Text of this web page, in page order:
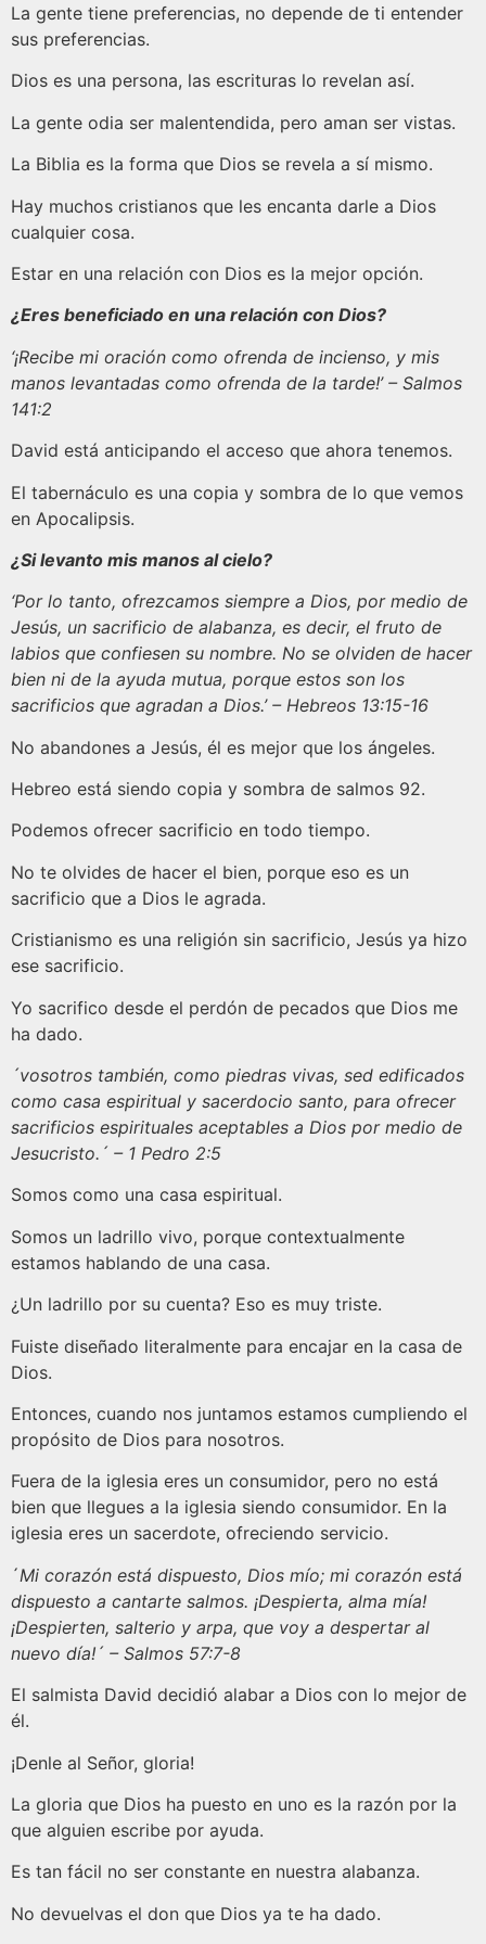
La gente tiene preferencias, no depende de ti entender
sus preferencias.
Dios es una persona, las escrituras lo revelan así.
La gente odia ser malentendida, pero aman ser vistas.
La Biblia es la forma que Dios se revela a sí mismo.
Hay muchos cristianos que les encanta darle a Dios
cualquier cosa.
Estar en una relación con Dios es la mejor opción.
¿Eres beneficiado en una relación con Dios?
‘¡Recibe mi oración como ofrenda de incienso, y mis
manos levantadas como ofrenda de la tarde!’ – Salmos
141:2
David está anticipando el acceso que ahora tenemos.
El tabernáculo es una copia y sombra de lo que vemos
en Apocalipsis.
¿Si levanto mis manos al cielo?
‘Por lo tanto, ofrezcamos siempre a Dios, por medio de
Jesús, un sacrificio de alabanza, es decir, el fruto de
labios que confiesen su nombre. No se olviden de hacer
bien ni de la ayuda mutua, porque estos son los
sacrificios que agradan a Dios.’ – Hebreos 13:15-16
No abandones a Jesús, él es mejor que los ángeles.
Hebreo está siendo copia y sombra de salmos 92.
Podemos ofrecer sacrificio en todo tiempo.
No te olvides de hacer el bien, porque eso es un
sacrificio que a Dios le agrada.
Cristianismo es una religión sin sacrificio, Jesús ya hizo
ese sacrificio.
Yo sacrifico desde el perdón de pecados que Dios me
ha dado.
´vosotros también, como piedras vivas, sed edificados
como casa espiritual y sacerdocio santo, para ofrecer
sacrificios espirituales aceptables a Dios por medio de
Jesucristo.´ – 1 Pedro 2:5
Somos como una casa espiritual.
Somos un ladrillo vivo, porque contextualmente
estamos hablando de una casa.
¿Un ladrillo por su cuenta? Eso es muy triste.
Fuiste diseñado literalmente para encajar en la casa de
Dios.
Entonces, cuando nos juntamos estamos cumpliendo el
propósito de Dios para nosotros.
Fuera de la iglesia eres un consumidor, pero no está
bien que llegues a la iglesia siendo consumidor. En la
iglesia eres un sacerdote, ofreciendo servicio.
´Mi corazón está dispuesto, Dios mío; mi corazón está
dispuesto a cantarte salmos. ¡Despierta, alma mía!
¡Despierten, salterio y arpa, que voy a despertar al
nuevo día!´ – Salmos 57:7-8
El salmista David decidió alabar a Dios con lo mejor de
él.
¡Denle al Señor, gloria!
La gloria que Dios ha puesto en uno es la razón por la
que alguien escribe por ayuda.
Es tan fácil no ser constante en nuestra alabanza.
No devuelvas el don que Dios ya te ha dado.